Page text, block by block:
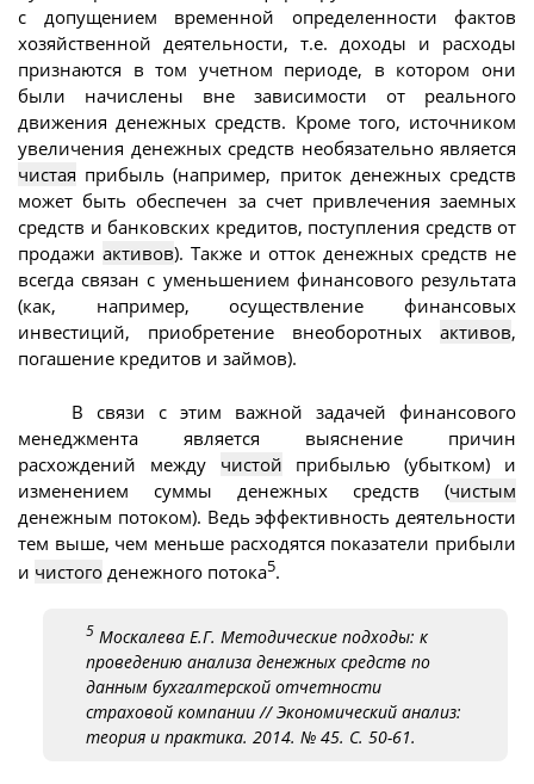
с допущением временной определенности фактов
хозяйственной деятельности, т.е. доходы и расходы
признаются в том учетном периоде, в котором они
были начислены вне зависимости от реального
движения денежных средств. Кроме того, источником
увеличения денежных средств необязательно является
чистая прибыль (например, приток денежных средств
может быть обеспечен за счет привлечения заемных
средств и банковских кредитов, поступления средств от
продажи активов). Также и отток денежных средств не
всегда связан с уменьшением финансового результата
(как, например, осуществление финансовых
инвестиций, приобретение внеоборотных активов,
погашение кредитов и займов).
В связи с этим важной задачей финансового
менеджмента является выяснение причин
расхождений между чистой прибылью (убытком) и
изменением суммы денежных средств (чистым
денежным потоком). Ведь эффективность деятельности
тем выше, чем меньше расходятся показатели прибыли
и чистого денежного потока5.
5 Москалева Е.Г. Методические подходы: к
проведению анализа денежных средств по
данным бухгалтерской отчетности
страховой компании // Экономический анализ:
теория и практика. 2014. № 45. С. 50-61.